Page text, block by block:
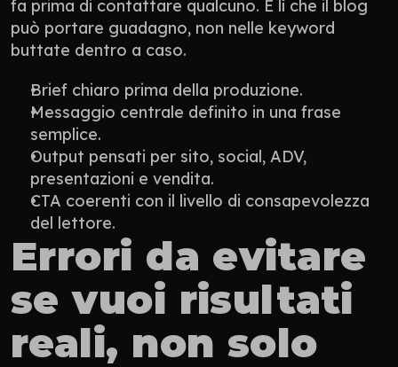
fa prima di contattare qualcuno. È lì che il blog
può portare guadagno, non nelle keyword
buttate dentro a caso.
Brief chiaro prima della produzione.
Messaggio centrale definito in una frase
semplice.
Output pensati per sito, social, ADV,
presentazioni e vendita.
CTA coerenti con il livello di consapevolezza
del lettore.
Errori da evitare
se vuoi risultati
reali, non solo